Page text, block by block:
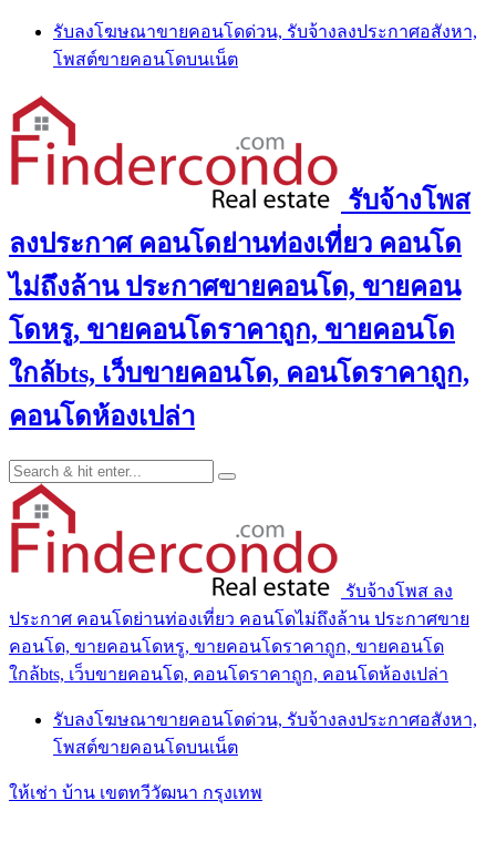
Skip
content
รับลงโฆษณาขายคอนโดด่วน, รับจ้างลงประกาศอสังหา,
โพสต์ขายคอนโดบนเน็ต
รับจ้างโพส
ลงประกาศ คอนโดย่านท่องเที่ยว คอนโด
ไม่ถึงล้าน ประกาศขายคอนโด, ขายคอน
โดหรู, ขายคอนโดราคาถูก, ขายคอนโด
ใกล้bts, เว็บขายคอนโด, คอนโดราคาถูก,
คอนโดห้องเปล่า
รับจ้างโพส ลง
ประกาศ คอนโดย่านท่องเที่ยว คอนโดไม่ถึงล้าน ประกาศขาย
คอนโด, ขายคอนโดหรู, ขายคอนโดราคาถูก, ขายคอนโด
ใกล้bts, เว็บขายคอนโด, คอนโดราคาถูก, คอนโดห้องเปล่า
รับลงโฆษณาขายคอนโดด่วน, รับจ้างลงประกาศอสังหา,
โพสต์ขายคอนโดบนเน็ต
ให้เช่า บ้าน เขตทวีวัฒนา กรุงเทพ